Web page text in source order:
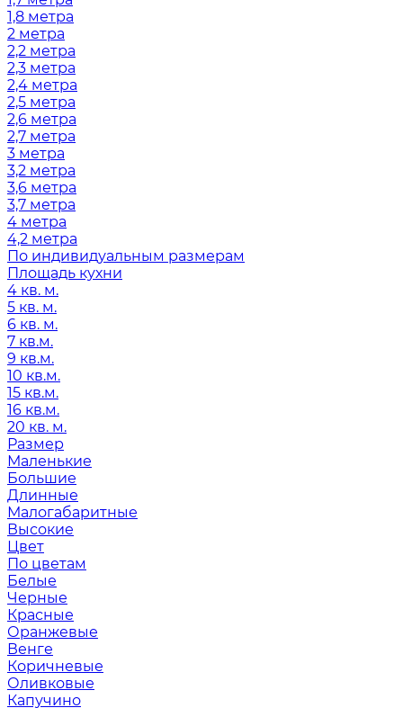
1,8 метра
2 метра
2,2 метра
2,3 метра
2,4 метра
2,5 метра
2,6 метра
2,7 метра
3 метра
3,2 метра
3,6 метра
3,7 метра
4 метра
4,2 метра
По индивидуальным размерам
Площадь кухни
4 кв. м.
5 кв. м.
6 кв. м.
7 кв.м.
9 кв.м.
10 кв.м.
15 кв.м.
16 кв.м.
20 кв. м.
Размер
Маленькие
Большие
Длинные
Малогабаритные
Высокие
Цвет
По цветам
Белые
Черные
Красные
Оранжевые
Венге
Коричневые
Оливковые
Капучино